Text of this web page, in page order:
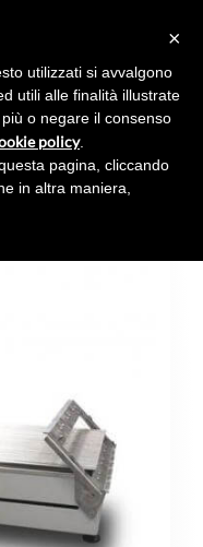
×
utilizzati si avvalgono
utili alle finalità illustrate
o negare il consenso
policy.
pagina, cliccando
in altra maniera,